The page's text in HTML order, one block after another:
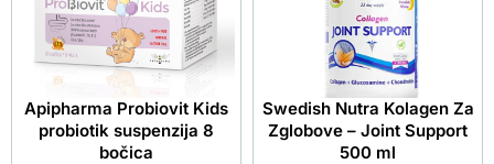
Apipharma Probiovit Kids
probiotik suspenzija 8
bočica
Swedish Nutra Kolagen Za
Zglobove – Joint Support
500 ml